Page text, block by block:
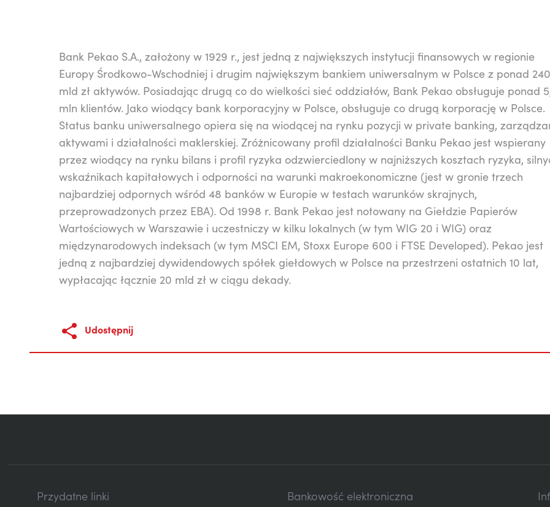
Bank Pekao S.A., założony w 1929 r., jest jedną z największych instytucji finansowych w regionie
Europy Środkowo-Wschodniej i drugim największym bankiem uniwersalnym w Polsce z ponad 240
mld zł aktywów. Posiadając drugą co do wielkości sieć oddziałów, Bank Pekao obsługuje ponad
mln klientów. Jako wiodący bank korporacyjny w Polsce, obsługuje co drugą korporację w Polsce.
Status banku uniwersalnego opiera się na wiodącej na rynku pozycji w private banking,
aktywami i działalności maklerskiej. Zróżnicowany profil działalności Banku Pekao jest wspierany
przez wiodący na rynku bilans i profil ryzyka odzwierciedlony w najniższych kosztach ryzyka,
wskaźnikach kapitałowych i odporności na warunki makroekonomiczne (jest w gronie trzech
najbardziej odpornych wśród 48 banków w Europie w testach warunków skrajnych,
przeprowadzonych przez EBA). Od 1998 r. Bank Pekao jest notowany na Giełdzie Papierów
Wartościowych w Warszawie i uczestniczy w kilku lokalnych (w tym WIG 20 i WIG) oraz
międzynarodowych indeksach (w tym MSCI EM, Stoxx Europe 600 i FTSE Developed). Pekao jest
jedną z najbardziej dywidendowych spółek giełdowych w Polsce na przestrzeni ostatnich 10 lat,
wypłacając łącznie 20 mld zł w ciągu dekady.
Udostępnij
Przydatne linki Bankowość elektroniczna